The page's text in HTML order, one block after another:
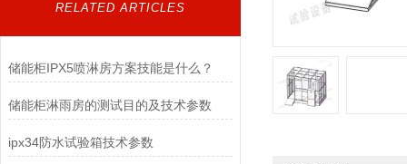
RELATED ARTICLES
储能柜IPX5喷淋房方案技能是什么？
储能柜淋雨房的测试目的及技术参数
ipx34防水试验箱技术参数